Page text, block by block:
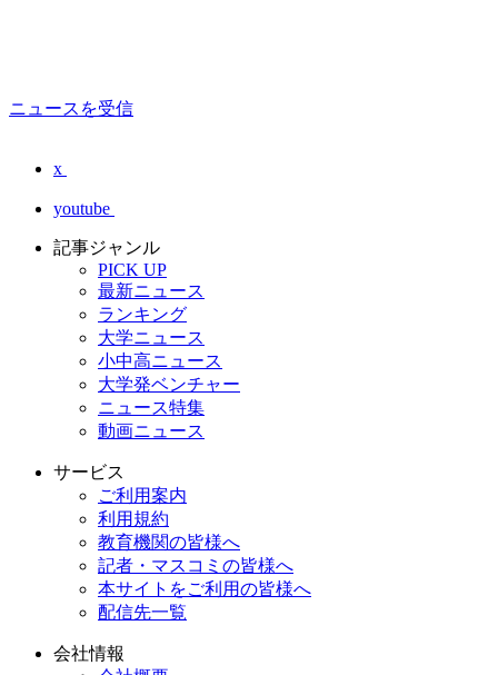
ニュースを受信
x
youtube
記事ジャンル
PICK UP
最新ニュース
ランキング
大学ニュース
小中高ニュース
大学発ベンチャー
ニュース特集
動画ニュース
サービス
ご利用案内
利用規約
教育機関の皆様へ
記者・マスコミの皆様へ
本サイトをご利用の皆様へ
配信先一覧
会社情報